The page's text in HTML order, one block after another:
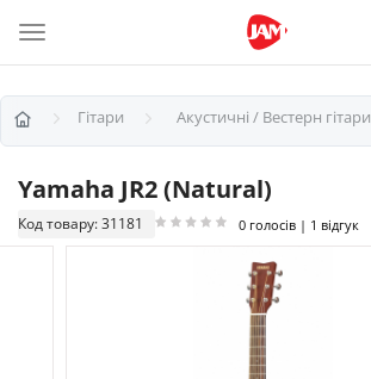
Гітари Акустичні / Вестерн гітари
Yamaha JR2 (Natural)
Код товару: 31181 0 голосів | 1 відгук